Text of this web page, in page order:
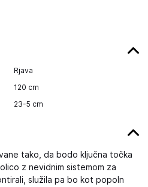
Rjava
120 cm
23-5 cm
tako, da bodo ključna točka
z nevidnim sistemom za
služila pa bo kot popoln